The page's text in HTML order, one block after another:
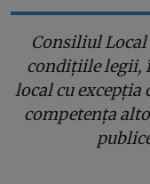
Consiliul
condițiile legii,
local cu excepția
competența